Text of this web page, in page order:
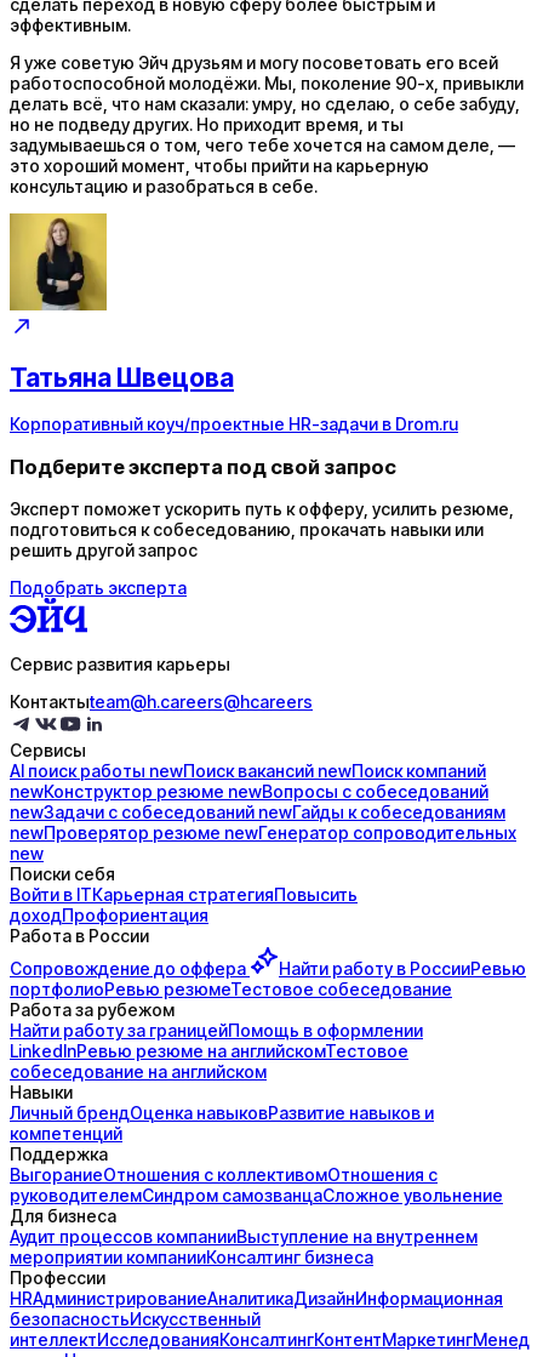
эффективным.
Я уже советую Эйч друзьям и могу посоветовать его всей
работоспособной молодёжи. Мы, поколение 90-х, привыкли
делать всё, что нам сказали: умру, но сделаю, о себе забуду,
но не подведу других. Но приходит время, и ты
задумываешься о том, чего тебе хочется на самом деле, —
это хороший момент, чтобы прийти на карьерную
консультацию и разобраться в себе.
Татьяна Швецова
Корпоративный коуч/проектные HR-задачи в Drom.ru
Подберите эксперта под свой запрос
Эксперт поможет ускорить путь к офферу, усилить резюме,
подготовиться к собеседованию, прокачать навыки или
решить другой запрос
Подобрать эксперта
Сервис развития карьеры
Контактыteam@h.careers@hcareers
Сервисы
AI поискработы newПоисквакансий newПоисккомпаний
newКонструктор резюме newВопросы с собеседований
newЗадачи с собеседований newГайды ксобеседованиям
newПроверятор резюме newГенератор сопроводительных
new
Поиски себя
Войти в ITКарьерная стратегияПовысить
доходПрофориентация
Работа в России
Сопровождение до оффера Найти работу в РоссииРевью
портфолиоРевью резюмеТестовое собеседование
Работа за рубежом
Найти работу за границейПомощь в оформлении
LinkedInРевью резюме на английскомТестовое
собеседование на английском
Навыки
Личный брендОценка навыковРазвитие навыков и
компетенций
Поддержка
ВыгораниеОтношения с коллективомОтношения с
руководителемСиндром самозванцаСложное увольнение
Для бизнеса
Аудит процессов компанииВыступление на внутреннем
мероприятии компанииКонсалтинг бизнеса
Профессии
HRАдминистрированиеАналитикаДизайнИнформационная
безопасностьИскусственный
интеллектИсследованияКонсалтингКонтентМаркетингМенед